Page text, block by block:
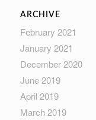
ARCHIVE
February 2021
January 2021
December 2020
June 2019
April 2019
March 2019